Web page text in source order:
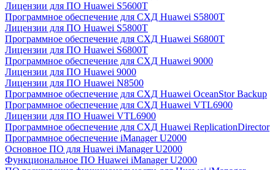
Лицензии для ПО Huawei S5600T
Программное обеспечение для СХД Huawei S5800T
Лицензии для ПО Huawei S5800T
Программное обеспечение для СХД Huawei S6800T
Лицензии для ПО Huawei S6800T
Программное обеспечение для СХД Huawei 9000
Лицензии для ПО Huawei 9000
Лицензии для ПО Huawei N8500
Программное обеспечение для СХД Huawei OceanStor Backup
Программное обеспечение для СХД Huawei VTL6900
Лицензии для ПО Huawei VTL6900
Программное обеспечение для СХД Huawei ReplicationDirector
Программное обеспечение iManager U2000
Основное ПО для Huawei iManager U2000
Функциональное ПО Huawei iManager U2000